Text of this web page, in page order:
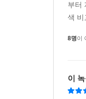
부터
색 비
8명이
이 녹